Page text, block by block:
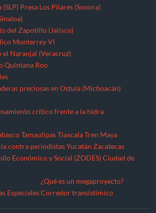
(SLP) Presa Los Pilares (Sonora)
del Zapotillo (Jalisco)
Monterrey VI
Naranjal (Veracruz)
Quintana Roo
preciosas en Ostula (Michoacán)
crítico frente a la hidra
Tamaulipas Tlaxcala Tren Maya
contra periodistas Yucatán Zacatecas
Económico y Social (ZODES) Ciudad de
Especiales
¿Qué es un megaproyecto?
Corredor transístimico